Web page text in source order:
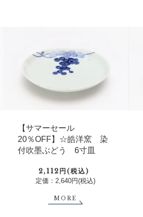
【サマーセール
20％OFF】☆皓洋窯 染
付吹墨ぶどう 6寸皿
2,112円(税込)
定価：2,640円(税込)
MORE